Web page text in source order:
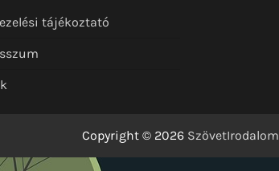
tájékoztató
Copyright © 2026 SzövetIrodalom